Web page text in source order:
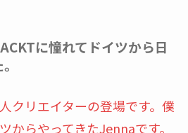
に憧れてドイツから日
リエイターの登場です。僕
からやってきたJennaです。